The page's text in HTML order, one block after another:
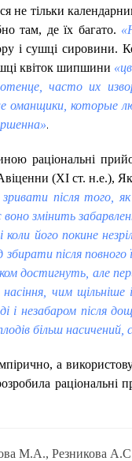
не тільки
там, де їх багато.
і сушці сировини.
квіток шипшини
часто их
оманщики, которые
.
раціональні
(XI ст. н.е.),
після того,
змінить
коли його покине
збирати після
достигнуть, але
чим
і незабаром після
більш
а
раціональні
М.А., Резникова